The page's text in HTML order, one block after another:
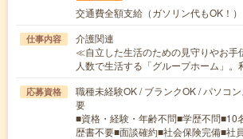
交通費全額支給（ガソリン代もOK！）
仕事内容
介護関連
≪自立した生活のための見守りやお
人数で生活する「グループホーム」
応募資格
職種未経験OK / ブランクOK / パソコ
要
■資格・経験・年齢不問■学歴不問■10
歴書不要■面談確約■社会保険完備■社